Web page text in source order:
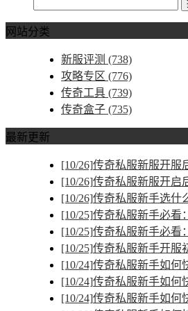
网站分类
新服评测 (738)
攻略专区 (776)
传奇工具 (739)
传奇盒子 (735)
最新更新
[10/26]传奇私服新服开服
[10/26]传奇私服新服开启
[10/26]传奇私服新手选什
[10/25]传奇私服新手必看
[10/25]传奇私服新手必看
[10/25]传奇私服新手开服
[10/24]传奇私服新手如何
[10/24]传奇私服新手如何
[10/24]传奇私服新手如何